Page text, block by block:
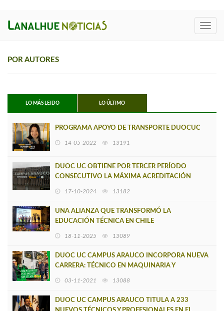
POR AUTORES
LO MÁS LEIDO LO ÚLTIMO
PROGRAMA APOYO DE TRANSPORTE DUOCUC
14-05-2022 13191
DUOC UC OBTIENE POR TERCER PERÍODO
CONSECUTIVO LA MÁXIMA ACREDITACIÓN
17-10-2024 13182
UNA ALIANZA QUE TRANSFORMÓ LA
EDUCACIÓN TÉCNICA EN CHILE
18-11-2025 13089
DUOC UC CAMPUS ARAUCO INCORPORA NUEVA
CARRERA: TÉCNICO EN MAQUINARIA Y
03-11-2021 13088
DUOC UC CAMPUS ARAUCO TITULA A 233